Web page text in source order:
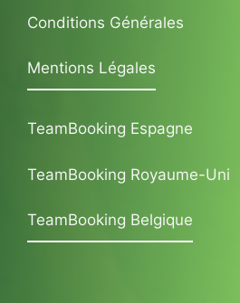
Conditions Générales
Mentions Légales
TeamBooking Espagne
TeamBooking Royaume-Uni
TeamBooking Belgique